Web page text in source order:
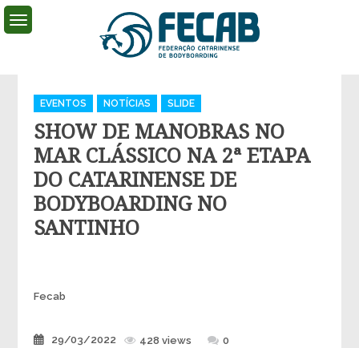
Skip
Categories
EVENTOS NOTÍCIAS SLIDE
SHOW DE MANOBRAS NO
MAR CLÁSSICO NA 2ª ETAPA
DO CATARINENSE DE
BODYBOARDING NO
SANTINHO
Author
Fecab
Posted
29/03/2022 428 views 0